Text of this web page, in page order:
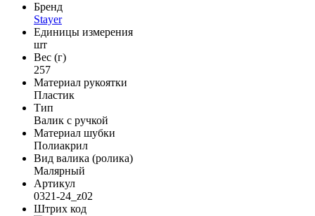
Бренд
Stayer
Единицы измерения
шт
Вес (г)
257
Материал рукоятки
Пластик
Тип
Валик с ручкой
Материал шубки
Полиакрил
Вид валика (ролика)
Малярный
Артикул
0321-24_z02
Штрих код